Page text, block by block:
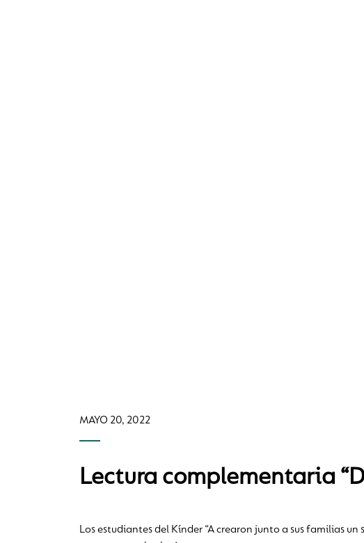
MAYO 20, 2022
Lectura complementaria
Los estudiantes del Kínder “A crearon junto a sus familias